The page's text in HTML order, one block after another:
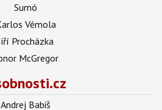
Sumó
Vémola
Procházka
McGregor
Andrej Babiš